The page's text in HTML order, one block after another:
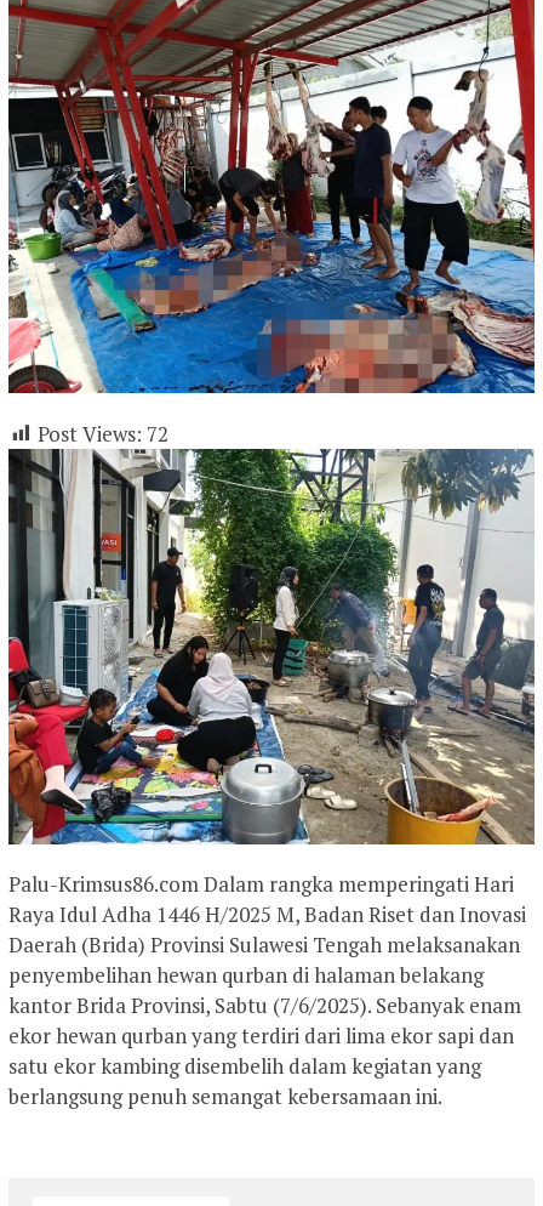
Post Views: 72
Palu-Krimsus86.com Dalam rangka memperingati Hari
Raya Idul Adha 1446 H/2025 M, Badan Riset dan Inovasi
Daerah (Brida) Provinsi Sulawesi Tengah melaksanakan
penyembelihan hewan qurban di halaman belakang
kantor Brida Provinsi, Sabtu (7/6/2025). Sebanyak enam
ekor hewan qurban yang terdiri dari lima ekor sapi dan
satu ekor kambing disembelih dalam kegiatan yang
berlangsung penuh semangat kebersamaan ini.